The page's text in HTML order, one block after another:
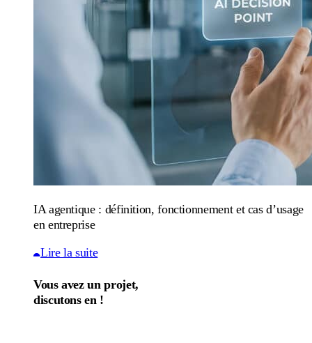
IA agentique : définition, fonctionnement et cas d’usage
en entreprise
Lire la suite
Vous avez un projet,
discutons en !